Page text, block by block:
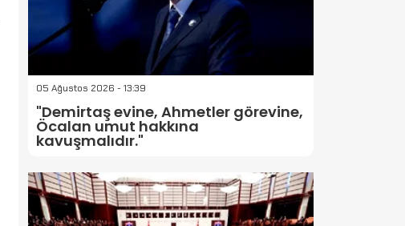
05 Ağustos 2026 - 13:39
"Demirtaş evine, Ahmetler görevine,
Öcalan umut hakkına
kavuşmalıdır."